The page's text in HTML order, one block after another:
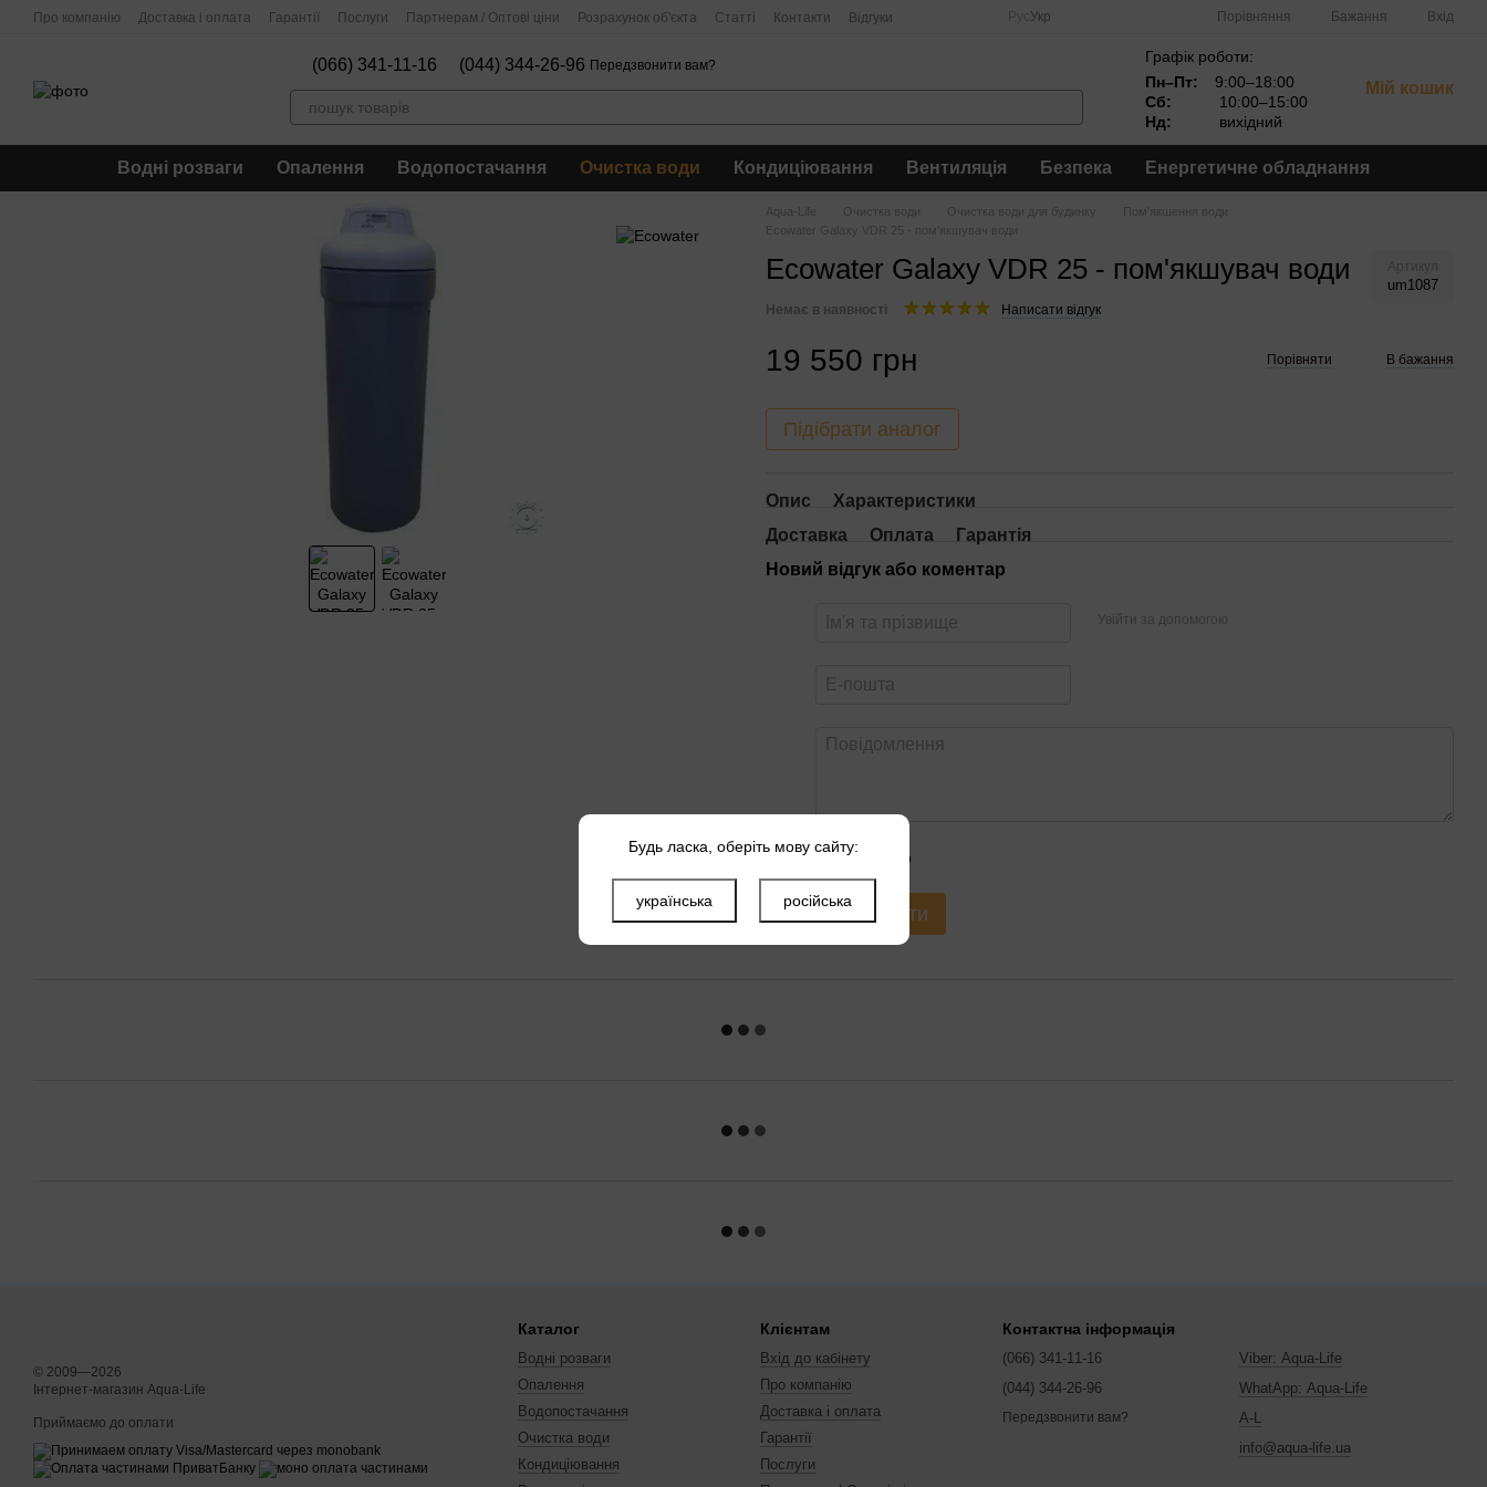
Перейти до основного контенту
Про компанію Доставка і оплата Гарантії Послуги Партнерам / Оптові ціни Розрахунок об'єкта Статті Контакти Відгуки Укр Порівняння Бажання Вхід
(066) 341-11-16 (044) 344-26-96 Передзвонити вам?
Графік роботи:
Пн–Пт:
9:00–18:00
Сб:
10:00–15:00
Нд:
вихідний
Мій кошик
Водні розваги Опалення Водопостачання Очистка води Кондиціювання Вентиляція Безпека Енергетичне обладнання
Aqua-Life Очистка води Очистка води для будинку
Пом'якшення води
Ecowater Galaxy VDR 25 - пом'якшувач води
Ecowater Galaxy VDR 25 - пом'якшувач води um1087
Немає в наявності Написати відгук
19 550 грн Порівняти В бажання
Підібрати аналог
Опис
Характеристики
Доставка
Оплата
Гарантія
Новий відгук або коментар
Увійти за допомогою
Оцініть товар
Надіслати
© 2009—2026
Інтернет-магазин Aqua-Life
Приймаємо до оплати
Каталог
Водні розваги
Опалення
Водопостачання
Очистка води
Кондиціювання
Клієнтам
Вхід до кабінету
Про компанію
Доставка і оплата
Гарантії
Послуги
Контактна інформація
(066) 341-11-16
(044) 344-26-96
Передзвонити вам?
Viber: Aqua-Life
WhatApp: Aqua-Life
A-L
info@aqua-life.ua
Будь ласка, оберіть мову сайту:
українська російська